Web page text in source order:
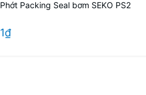
Phớt Packing Seal bơm SEKO PS2
1₫